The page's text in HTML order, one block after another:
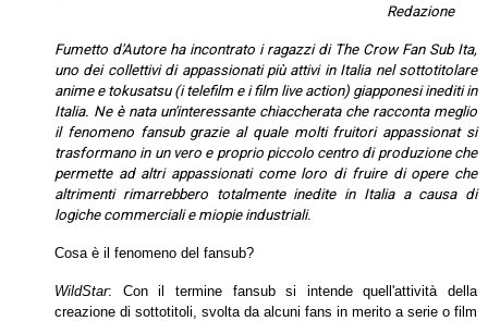
Redazione
Fumetto d'Autore ha incontrato i ragazzi di The Crow Fan Sub Ita,
uno dei collettivi di appassionati più attivi in Italia nel sottotitolare
anime e tokusatsu (i telefilm e i film live action) giapponesi inediti in
Italia. Ne è nata un'interessante chiaccherata che racconta meglio
il fenomeno fansub grazie al quale molti fruitori appassionat si
trasformano in un vero e proprio piccolo centro di produzione che
permette ad altri appassionati come loro di fruire di opere che
altrimenti rimarrebbero totalmente inedite in Italia a causa di
logiche commerciali e miopie industriali.
Cosa è il fenomeno del fansub?
WildStar: Con il termine fansub si intende quell'attività della
creazione di sottotitoli, svolta da alcuni fans in merito a serie o film